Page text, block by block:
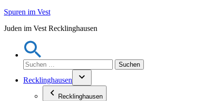
Zum
springen
Spuren im Vest
Juden im Vest Recklinghausen
Suchen
nach:
Recklinghausen
Recklinghausen